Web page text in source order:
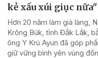
kẻ xấu xúi giục nữa"
Hơn 20 năm làm già làng,
Krông Búk, tỉnh Đắk Lắk,
ông Y Krú Ayun đã góp
giữ vững bình yên vùng